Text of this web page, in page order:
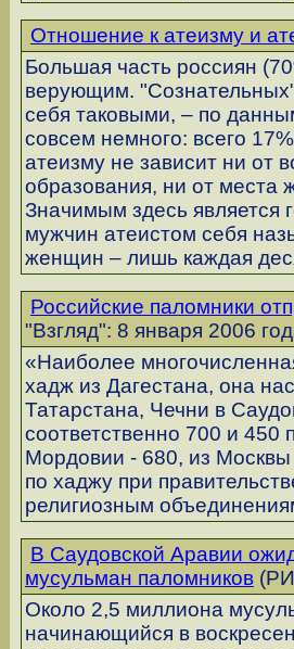
Отношение к атеизму и
Большая часть россиян
верующим.
себя таковыми, – по
совсем немного: всего
атеизму не зависит ни от
образования, ни от места
Значимым здесь является
мужчин атеистом себя
женщин – лишь каждая
Российские паломники
"Взгляд": 8 января 2006
«Наиболее
хадж из Дагестана, она
Татарстана, Чечни в
соответственно 700 и
Мордовии - 680, из
по хаджу при
религиозным
В Саудовской Аравии
мусульман паломников
Около 2,5 миллиона
начинающийся в